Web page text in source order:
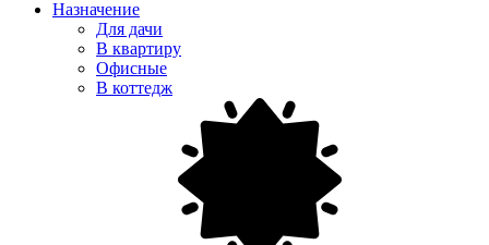
Назначение
Для дачи
В квартиру
Офисные
В коттедж